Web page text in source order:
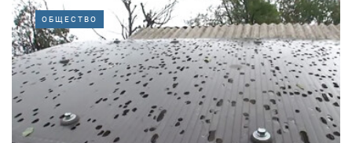
ОБЩЕСТВО